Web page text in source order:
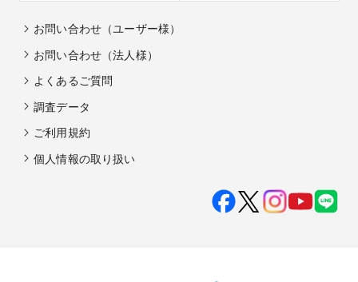
お問い合わせ（ユーザー様）
お問い合わせ（法人様）
よくあるご質問
調査データ
ご利用規約
個人情報の取り扱い